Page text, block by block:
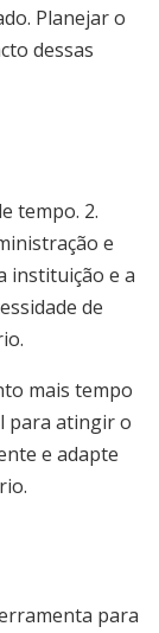
Planejar o
dessas
tempo. 2.
e
instituição e a
de
mais tempo
para atingir o
e adapte
para